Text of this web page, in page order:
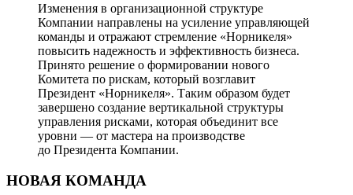
Изменения в организационной структуре
Компании направлены на усиление управляющей
команды и отражают стремление «Норникеля»
повысить надежность и эффективность бизнеса.
Принято решение о формировании нового
Комитета по рискам, который возглавит
Президент «Норникеля». Таким образом будет
завершено создание вертикальной структуры
управления рисками, которая объединит все
уровни — от мастера на производстве
до Президента Компании.
НОВАЯ КОМАНДА